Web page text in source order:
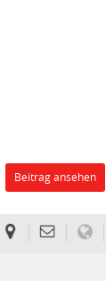
Beitrag ansehen